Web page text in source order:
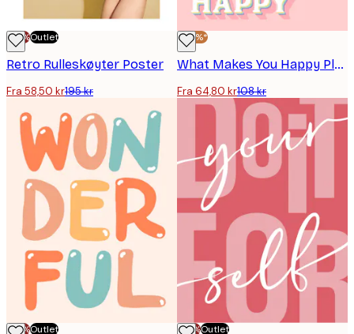
-70%Outlet
Retro Rulleskøyter Poster
Fra 58,50 kr195 kr
-40%*
What Makes You Happy Plakat
Fra 64,80 kr108 kr
-70%Outlet -70%Outlet